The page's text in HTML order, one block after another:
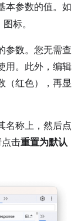
本参数的值。如
图标。
参数。您无需查
用。此外，编辑
（红色），再显
名称上，然后点
击重置为默认